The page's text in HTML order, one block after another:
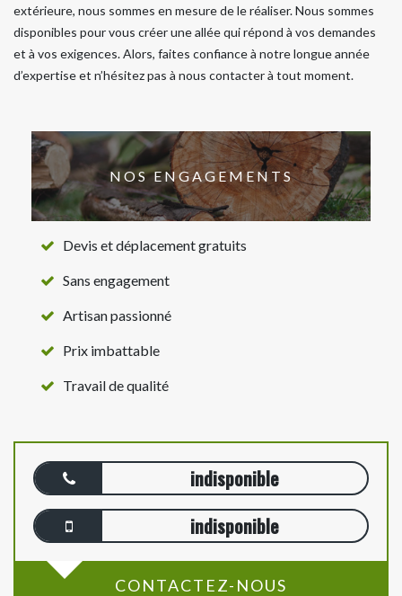
extérieure, nous sommes en mesure de le réaliser. Nous sommes
disponibles pour vous créer une allée qui répond à vos demandes
et à vos exigences. Alors, faites confiance à notre longue année
d’expertise et n’hésitez pas à nous contacter à tout moment.
NOS ENGAGEMENTS
Devis et déplacement gratuits
Sans engagement
Artisan passionné
Prix imbattable
Travail de qualité
indisponible
indisponible
CONTACTEZ-NOUS